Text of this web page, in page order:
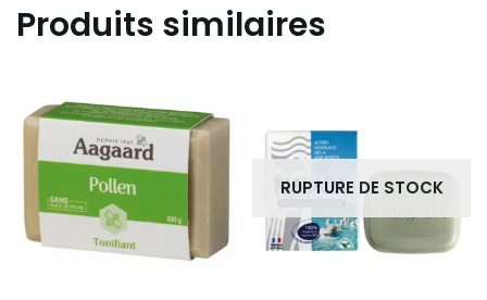
Produits similaires
RUPTURE DE STOCK